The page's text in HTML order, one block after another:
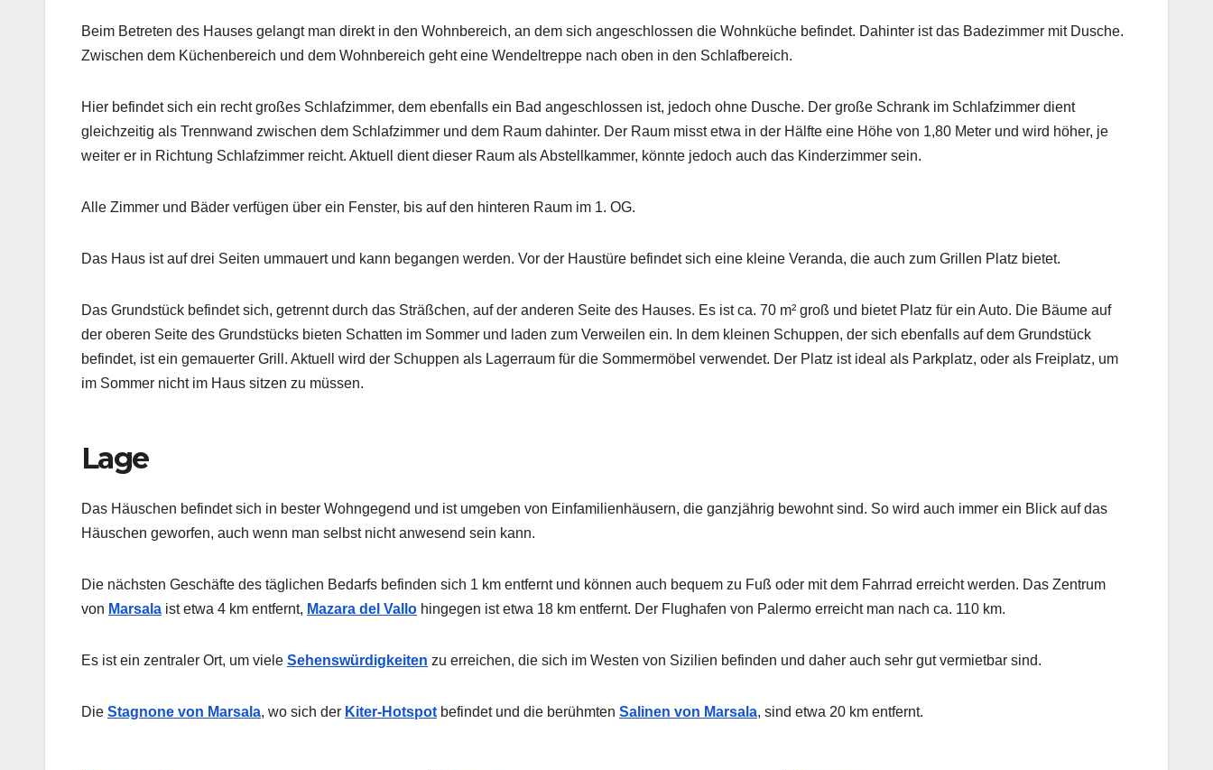
Beim Betreten des Hauses gelangt man direkt in den Wohnbereich, an dem sich angeschlossen die Wohnküche befindet. Dahinter ist das Badezimmer mit Dusche.
Zwischen dem Küchenbereich und dem Wohnbereich geht eine Wendeltreppe nach oben in den Schlafbereich.
Hier befindet sich ein recht großes Schlafzimmer, dem ebenfalls ein Bad angeschlossen ist, jedoch ohne Dusche. Der große Schrank im Schlafzimmer dient
gleichzeitig als Trennwand zwischen dem Schlafzimmer und dem Raum dahinter. Der Raum misst etwa in der Hälfte eine Höhe von 1,80 Meter und wird höher, je
weiter er in Richtung Schlafzimmer reicht. Aktuell dient dieser Raum als Abstellkammer, könnte jedoch auch das Kinderzimmer sein.
Alle Zimmer und Bäder verfügen über ein Fenster, bis auf den hinteren Raum im 1. OG.
Das Haus ist auf drei Seiten ummauert und kann begangen werden. Vor der Haustüre befindet sich eine kleine Veranda, die auch zum Grillen Platz bietet.
Das Grundstück befindet sich, getrennt durch das Sträßchen, auf der anderen Seite des Hauses. Es ist ca. 70 m² groß und bietet Platz für ein Auto. Die Bäume auf
der oberen Seite des Grundstücks bieten Schatten im Sommer und laden zum Verweilen ein. In dem kleinen Schuppen, der sich ebenfalls auf dem Grundstück
befindet, ist ein gemauerter Grill. Aktuell wird der Schuppen als Lagerraum für die Sommermöbel verwendet. Der Platz ist ideal als Parkplatz, oder als Freiplatz, um
im Sommer nicht im Haus sitzen zu müssen.
Lage
Das Häuschen befindet sich in bester Wohngegend und ist umgeben von Einfamilienhäusern, die ganzjährig bewohnt sind. So wird auch immer ein Blick auf das
Häuschen geworfen, auch wenn man selbst nicht anwesend sein kann.
Die nächsten Geschäfte des täglichen Bedarfs befinden sich 1 km entfernt und können auch bequem zu Fuß oder mit dem Fahrrad erreicht werden. Das Zentrum
von Marsala ist etwa 4 km entfernt, Mazara del Vallo hingegen ist etwa 18 km entfernt. Der Flughafen von Palermo erreicht man nach ca. 110 km.
Es ist ein zentraler Ort, um viele Sehenswürdigkeiten zu erreichen, die sich im Westen von Sizilien befinden und daher auch sehr gut vermietbar sind.
Die Stagnone von Marsala, wo sich der Kiter-Hotspot befindet und die berühmten Salinen von Marsala, sind etwa 20 km entfernt.